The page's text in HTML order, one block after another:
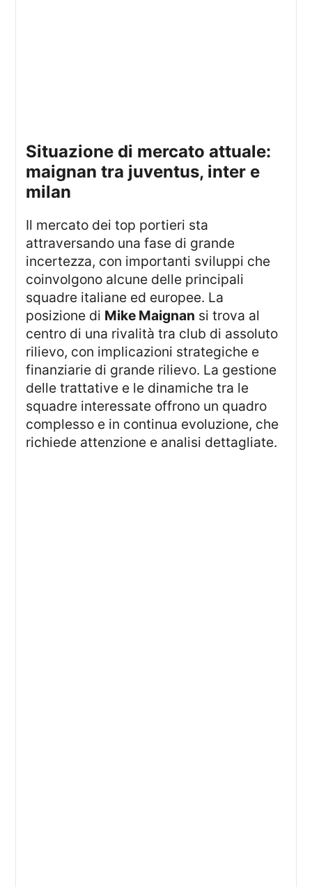
situazione di mercato attuale:
maignan tra juventus, inter e
milan
Il mercato dei top portieri sta
attraversando una fase di grande
incertezza, con importanti sviluppi che
coinvolgono alcune delle principali
squadre italiane ed europee. La
posizione di Mike Maignan si trova al
centro di una rivalità tra club di assoluto
rilievo, con implicazioni strategiche e
finanziarie di grande rilievo. La gestione
delle trattative e le dinamiche tra le
squadre interessate offrono un quadro
complesso e in continua evoluzione, che
richiede attenzione e analisi dettagliate.